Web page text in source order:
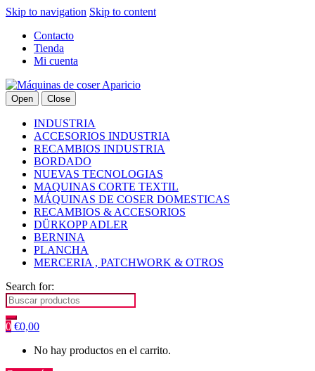
Skip to navigation Skip to content
Contacto
Tienda
Mi cuenta
Open Close
INDUSTRIA
ACCESORIOS INDUSTRIA
RECAMBIOS INDUSTRIA
BORDADO
NUEVAS TECNOLOGIAS
MAQUINAS CORTE TEXTIL
MÁQUINAS DE COSER DOMESTICAS
RECAMBIOS & ACCESORIOS
DÜRKOPP ADLER
BERNINA
PLANCHA
MERCERIA , PATCHWORK & OTROS
Search for:
0 €0,00
No hay productos en el carrito.